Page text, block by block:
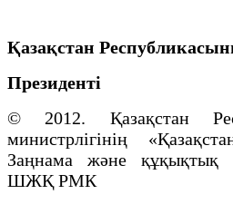
Қазақстан
Президенті
© 2012. Қазақстан
министрлігінің
Заңнама және құқықтық
ШЖҚ РМК